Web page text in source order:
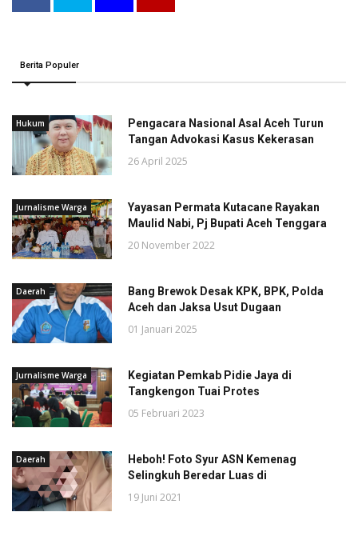
Berita Populer
Hukum
Pengacara Nasional Asal Aceh Turun
Tangan Advokasi Kasus Kekerasan
26 April 2025
Jurnalisme Warga
Yayasan Permata Kutacane Rayakan
Maulid Nabi, Pj Bupati Aceh Tenggara
20 November 2022
Daerah
Bang Brewok Desak KPK, BPK, Polda
Aceh dan Jaksa Usut Dugaan
01 Januari 2025
Jurnalisme Warga
Kegiatan Pemkab Pidie Jaya di
Tangkengon Tuai Protes
05 Februari 2023
Daerah
Heboh! Foto Syur ASN Kemenag
Selingkuh Beredar Luas di
19 Juni 2021